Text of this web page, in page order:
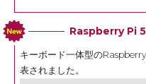
Raspberry Pi
キーボード一体型の
表されました。